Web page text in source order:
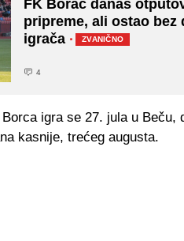
FK Borac danas
pripreme, ali ostao bez
igrača · ZVANIČNO
4
igra se 27. jula u Beču,
kasnije, trećeg augusta.